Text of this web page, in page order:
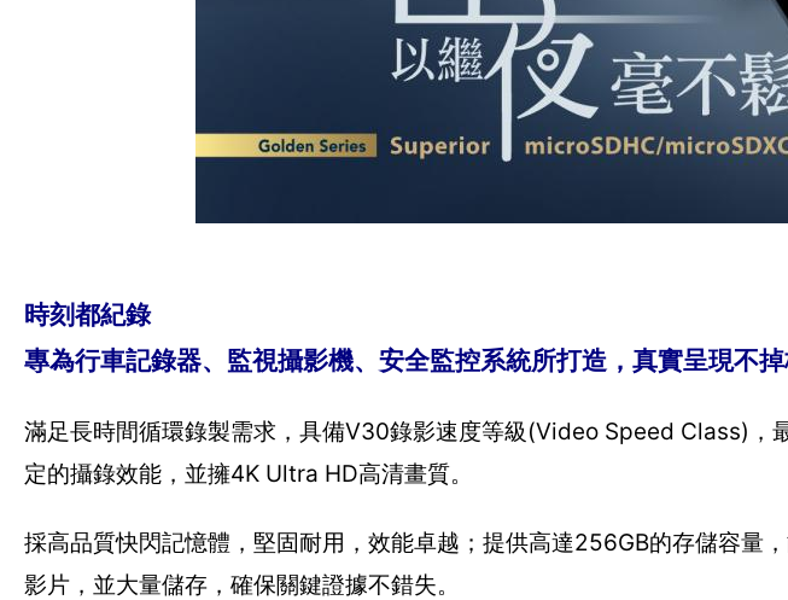
時刻都紀錄
專為行車記錄器、監視攝影機、安全監控系統所打造，真實呈現不掉
滿足長時間循環錄製需求，具備V30錄影速度等級(Video Speed Class)，
定的攝錄效能，並擁4K Ultra HD高清畫質。
採高品質快閃記憶體，堅固耐用，效能卓越；提供高達256GB的存儲容量
影片，並大量儲存，確保關鍵證據不錯失。